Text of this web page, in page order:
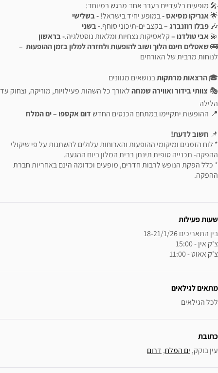
🎤 מופעים בלעדיים בערב אחד מרגש במיוחד:
🌟אנריקו מסיאס -במופע יחיד בישראל!- בשלישי
🎶 פבלו רוזנברג –בקצב ים-תיכוני סוחף.- בשני
💫 אבי טולדנו –קלאסיקות נצחיות ומלאות נוסטלגיה.- בראשון
🚌שאטלים חינם הלוך ושוב להופעות ולחזרה למלון בזמן ההופעות –
לנוחות מרבית של האורחים
🎓הרצאות מרתקותבנושאים מגוונים
🎭 צוותי בידור ואווירה שמחהלאורך כל השהות פעילויות, מוזיקה, וצחוק עד
הלילה
📍 ההופעות יתקיימו במתחם הכנסים החדשדום אקספו – ים המלח
📌 חשוב לדעת!
* לוח הזמנים ומיקומי ההופעות והארוחות עלולים להשתנות על פי שיקולי
ההפקה- תכנייה סופית תינתן בבית המלון ביום ההגעה.
* כלל הפקת הנופש לרבות חדרים, מופעים וכדומה הינם באחריות חברת
ההפקה.
שעות פעילות
צ'ק אאוט - 11:00
מתאים לגילאים
לכל הגילאים
כתובת
עין בוקק, ים המלח, דרום